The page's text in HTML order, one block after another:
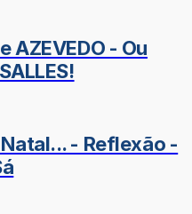
AZEVEDO - Ou
- Reflexão -